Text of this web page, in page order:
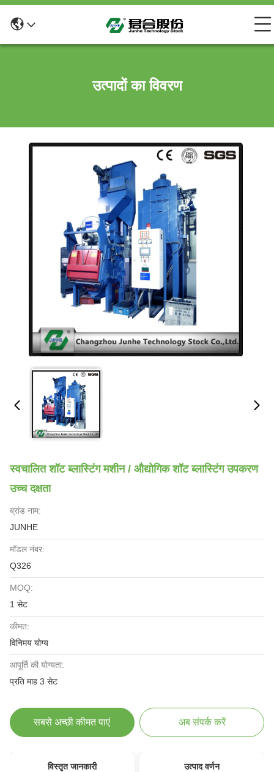
उत्पादों का विवरण
स्वचालित शॉट ब्लास्टिंग मशीन / औद्योगिक शॉट ब्लास्टिंग उपकरण
उच्च दक्षता
ब्रांड नाम:
JUNHE
मॉडल नंबर:
Q326
MOQ:
1 सेट
कीमत:
विनिमय योग्य
आपूर्ति की योग्यता:
प्रति माह 3 सेट
सबसे अच्छी कीमत पाएं अब संपर्क करें
विस्तृत जानकारी उत्पाद वर्णन